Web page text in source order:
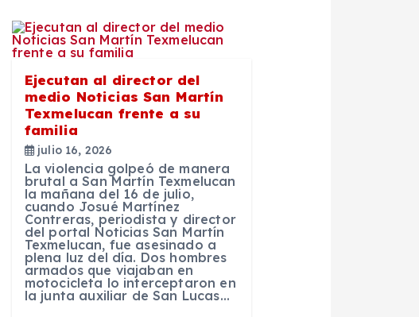
Ejecutan al director del
medio Noticias San Martín
Texmelucan frente a su
familia
julio 16, 2026
La violencia golpeó de manera
brutal a San Martín Texmelucan
la mañana del 16 de julio,
cuando Josué Martínez
Contreras, periodista y director
del portal Noticias San Martín
Texmelucan, fue asesinado a
plena luz del día. Dos hombres
armados que viajaban en
motocicleta lo interceptaron en
la junta auxiliar de San Lucas…